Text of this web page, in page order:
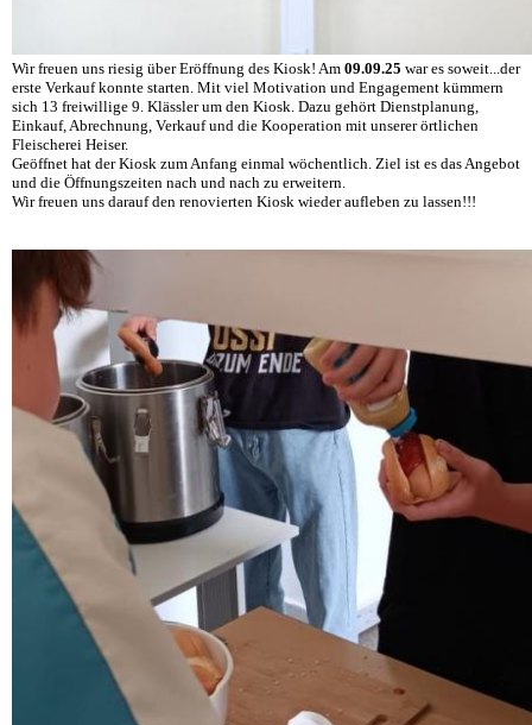
Wir freuen uns riesig über Eröffnung des Kiosk! Am 09.09.25 war es soweit...der
erste Verkauf konnte starten. Mit viel Motivation und Engagement kümmern
sich 13 freiwillige 9. Klässler um den Kiosk. Dazu gehört Dienstplanung,
Einkauf, Abrechnung, Verkauf und die Kooperation mit unserer örtlichen
Fleischerei Heiser.
Geöffnet hat der Kiosk zum Anfang einmal wöchentlich. Ziel ist es das Angebot
und die Öffnungszeiten nach und nach zu erweitern.
Wir freuen uns darauf den renovierten Kiosk wieder aufleben zu lassen!!!